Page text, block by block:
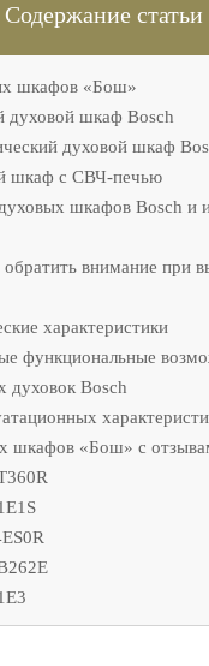
Содержание статьи
шкафов «Бош»
духовой шкаф Bosch
духовой шкаф
шкаф с СВЧ-печью
шкафов Bosch и
внимание при
характеристики
функциональные
духовок Bosch
шкафов «Бош» с